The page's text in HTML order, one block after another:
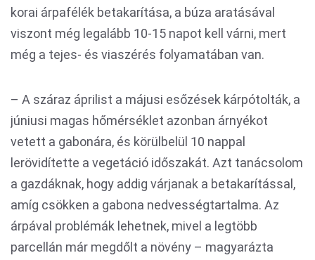
korai árpafélék betakarítása, a búza aratásával
viszont még legalább 10-15 napot kell várni, mert
még a tejes- és viaszérés folyamatában van.
– A száraz áprilist a májusi esőzések kárpótolták, a
júniusi magas hőmérséklet azonban árnyékot
vetett a gabonára, és körülbelül 10 nappal
lerövidítette a vegetáció időszakát. Azt tanácsolom
a gazdáknak, hogy addig várjanak a betakarítással,
amíg csökken a gabona nedvességtartalma. Az
árpával problémák lehetnek, mivel a legtöbb
parcellán már megdőlt a növény – magyarázta